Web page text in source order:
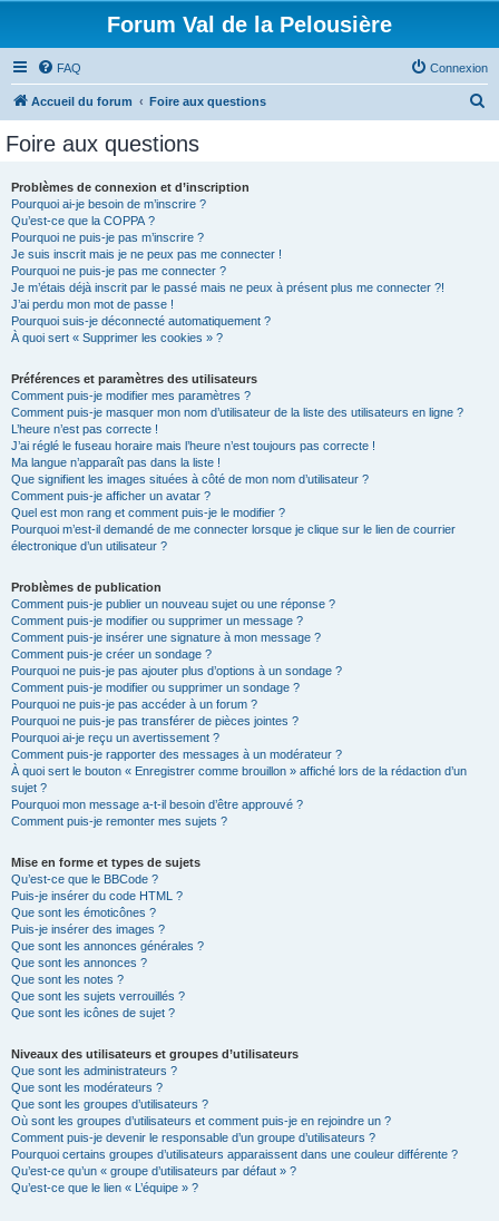
Forum Val de la Pelousière
FAQ Connexion
Accueil du forum Foire aux questions
Foire aux questions
Problèmes de connexion et d’inscription
Pourquoi ai-je besoin de m’inscrire ?
Qu’est-ce que la COPPA ?
Pourquoi ne puis-je pas m’inscrire ?
Je suis inscrit mais je ne peux pas me connecter !
Pourquoi ne puis-je pas me connecter ?
Je m’étais déjà inscrit par le passé mais ne peux à présent plus me connecter ?!
J’ai perdu mon mot de passe !
Pourquoi suis-je déconnecté automatiquement ?
À quoi sert « Supprimer les cookies » ?
Préférences et paramètres des utilisateurs
Comment puis-je modifier mes paramètres ?
Comment puis-je masquer mon nom d’utilisateur de la liste des utilisateurs en ligne ?
L’heure n’est pas correcte !
J’ai réglé le fuseau horaire mais l’heure n’est toujours pas correcte !
Ma langue n’apparaît pas dans la liste !
Que signifient les images situées à côté de mon nom d’utilisateur ?
Comment puis-je afficher un avatar ?
Quel est mon rang et comment puis-je le modifier ?
Pourquoi m’est-il demandé de me connecter lorsque je clique sur le lien de courrier
électronique d’un utilisateur ?
Problèmes de publication
Comment puis-je publier un nouveau sujet ou une réponse ?
Comment puis-je modifier ou supprimer un message ?
Comment puis-je insérer une signature à mon message ?
Comment puis-je créer un sondage ?
Pourquoi ne puis-je pas ajouter plus d’options à un sondage ?
Comment puis-je modifier ou supprimer un sondage ?
Pourquoi ne puis-je pas accéder à un forum ?
Pourquoi ne puis-je pas transférer de pièces jointes ?
Pourquoi ai-je reçu un avertissement ?
Comment puis-je rapporter des messages à un modérateur ?
À quoi sert le bouton « Enregistrer comme brouillon » affiché lors de la rédaction d’un
sujet ?
Pourquoi mon message a-t-il besoin d’être approuvé ?
Comment puis-je remonter mes sujets ?
Mise en forme et types de sujets
Qu’est-ce que le BBCode ?
Puis-je insérer du code HTML ?
Que sont les émoticônes ?
Puis-je insérer des images ?
Que sont les annonces générales ?
Que sont les annonces ?
Que sont les notes ?
Que sont les sujets verrouillés ?
Que sont les icônes de sujet ?
Niveaux des utilisateurs et groupes d’utilisateurs
Que sont les administrateurs ?
Que sont les modérateurs ?
Que sont les groupes d’utilisateurs ?
Où sont les groupes d’utilisateurs et comment puis-je en rejoindre un ?
Comment puis-je devenir le responsable d’un groupe d’utilisateurs ?
Pourquoi certains groupes d’utilisateurs apparaissent dans une couleur différente ?
Qu’est-ce qu’un « groupe d’utilisateurs par défaut » ?
Qu’est-ce que le lien « L’équipe » ?